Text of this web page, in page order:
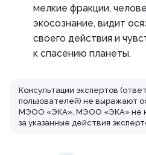
мелкие фракции,
экосознание, видит
своего действия и
к спасению планеты.
Консультации экспертов
пользователей) не выражают
МЭОО «ЭКА». МЭОО «ЭКА» не
за указанные действия